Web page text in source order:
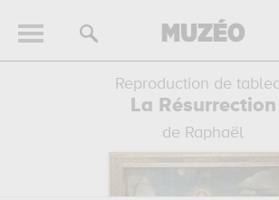
Reproduction de
La Résurrection
de Raphaël